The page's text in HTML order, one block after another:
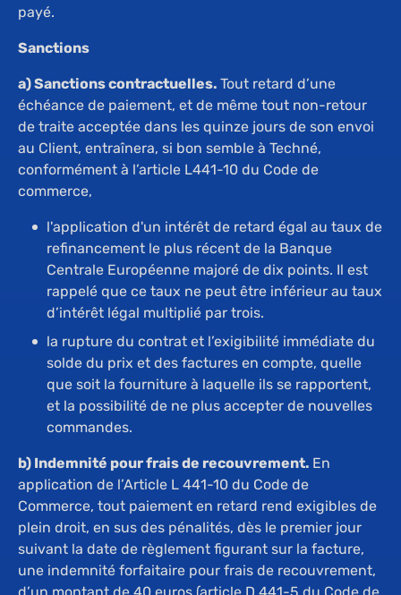
payé.
Sanctions
a) Sanctions contractuelles. Tout retard d’une
échéance de paiement, et de même tout non-retour
de traite acceptée dans les quinze jours de son envoi
au Client, entraînera, si bon semble à Techné,
conformément à l’article L441-10 du Code de
commerce,
l'application d'un intérêt de retard égal au taux de
refinancement le plus récent de la Banque
Centrale Européenne majoré de dix points. Il est
rappelé que ce taux ne peut être inférieur au taux
d’intérêt légal multiplié par trois.
la rupture du contrat et l’exigibilité immédiate du
solde du prix et des factures en compte, quelle
que soit la fourniture à laquelle ils se rapportent,
et la possibilité de ne plus accepter de nouvelles
commandes.
b) Indemnité pour frais de recouvrement. En
application de l’Article L 441-10 du Code de
Commerce, tout paiement en retard rend exigibles de
plein droit, en sus des pénalités, dès le premier jour
suivant la date de règlement figurant sur la facture,
une indemnité forfaitaire pour frais de recouvrement,